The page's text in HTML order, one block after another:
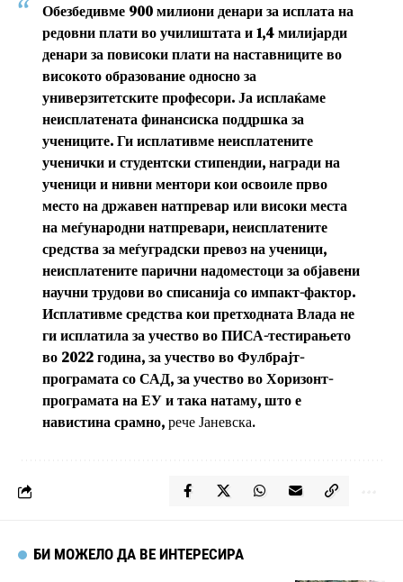
Обезбедивме 900 милиони денари за исплата на
редовни плати во училиштата и 1,4 милијарди
денари за повисоки плати на наставниците во
високото образование односно за
универзитетските професори. Ја исплаќаме
неисплатената финансиска поддршка за
учениците. Ги исплативме неисплатените
ученички и студентски стипендии, награди на
ученици и нивни ментори кои освоиле прво
место на државен натпревар или високи места
на меѓународни натпревари, неисплатените
средства за меѓуградски превоз на ученици,
неисплатените парични надоместоци за објавени
научни трудови во списанија со импакт-фактор.
Исплативме средства кои претходната Влада не
ги исплатила за учество во ПИСА-тестирањето
во 2022 година, за учество во Фулбрајт-
програмата со САД, за учество во Хоризонт-
програмата на ЕУ и така натаму, што е
навистина срамно,рече Јаневска.
БИ МОЖЕЛО ДА ВЕ ИНТЕРЕСИРА